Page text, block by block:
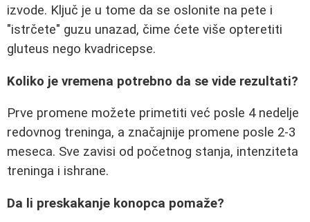
izvode. Ključ je u tome da se oslonite na pete i
"istrčete" guzu unazad, čime ćete više opteretiti
gluteus nego kvadricepse.
Koliko je vremena potrebno da se vide rezultati?
Prve promene možete primetiti već posle 4 nedelje
redovnog treninga, a značajnije promene posle 2-3
meseca. Sve zavisi od početnog stanja, intenziteta
treninga i ishrane.
Da li preskakanje konopca pomaže?